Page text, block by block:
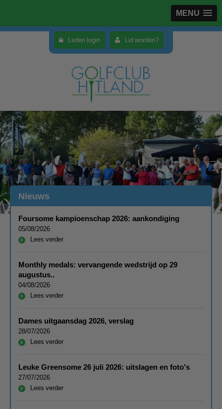
MENU
Leden login Lid worden?
Nieuws
Foursome kampioenschap 2026: aankondiging
05/08/2026
Lees verder
Monthly medals: vervangende wedstrijd op 29
augustus..
04/08/2026
Lees verder
Dames uitgaansdag 2026, verslag
28/07/2026
Lees verder
Leuke Greensome 26 juli 2026: uitslagen en foto's
27/07/2026
Lees verder